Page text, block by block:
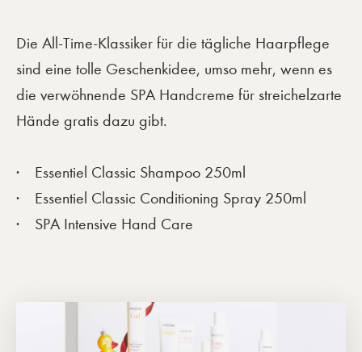
Die All-Time-Klassiker für die tägliche Haarpflege
sind eine tolle Geschenkidee, umso mehr, wenn es
die verwöhnende SPA Handcreme für streichelzarte
Hände gratis dazu gibt.
Essentiel Classic Shampoo 250ml
Essentiel Classic Conditioning Spray 250ml
SPA Intensive Hand Care